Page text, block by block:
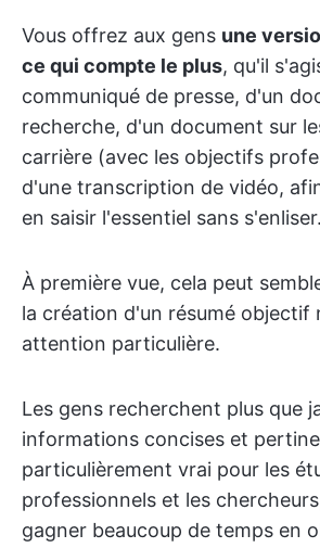
Vous offrez aux gens une
ce qui compte le plus, qu'il
communiqué de presse, d'un
recherche, d'un document sur
carrière (avec les objectifs
d'une transcription de vidéo,
en saisir l'essentiel sans s'enliser.
À première vue, cela peut
la création d'un résumé objectif
attention particulière.
Les gens recherchent plus que
informations concises et
particulièrement vrai pour les
professionnels et les
gagner beaucoup de temps en